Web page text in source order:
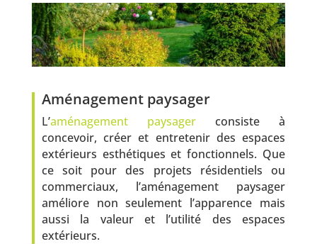
Aménagement paysager
L’aménagement paysagerconsiste à
concevoir, créer et entretenir des espaces
extérieurs esthétiques et fonctionnels. Que
ce soit pour des projets résidentiels ou
commerciaux, l’aménagement paysager
améliore non seulement l’apparence mais
aussi la valeur et l’utilité des espaces
extérieurs.